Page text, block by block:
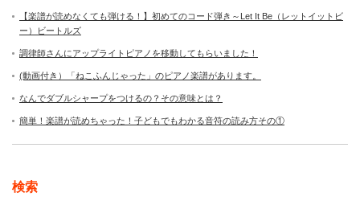
【楽譜が読めなくても弾ける！】初めてのコード弾き～Let It Be（レットイットビ
ー）ビートルズ
調律師さんにアップライトピアノを移動してもらいました！
(動画付き）「ねこふんじゃった」のピアノ楽譜があります。
なんでダブルシャープをつけるの？その意味とは？
簡単！楽譜が読めちゃった！子どもでもわかる音符の読み方その①
検索